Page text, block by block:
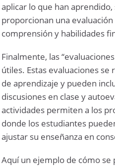
aplicar lo que han
proporcionan una
comprensión y habilidades
Finalmente, las
útiles. Estas evaluaciones
de aprendizaje y pueden
discusiones en clase y
actividades permiten a los
donde los estudiantes
ajustar su enseñanza en
Aquí un ejemplo de cómo